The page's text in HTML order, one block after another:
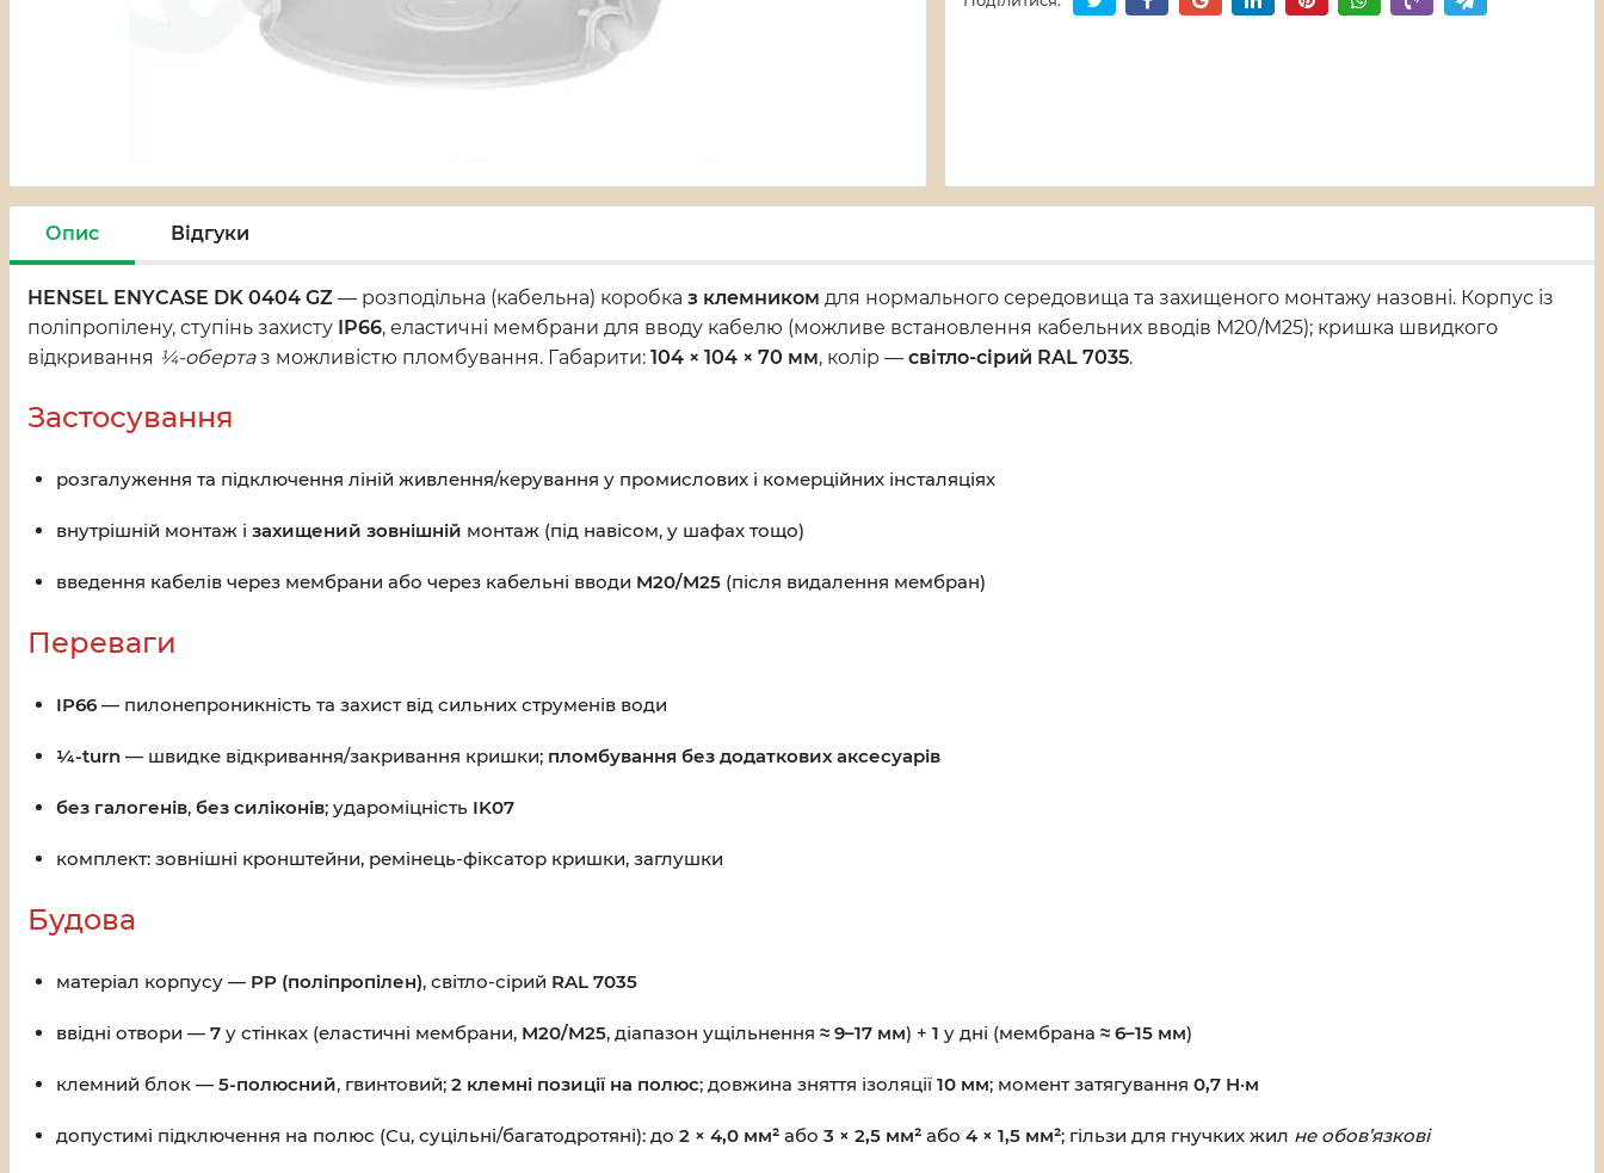
Опис Відгуки
HENSEL ENYCASE DK 0404 GZ — розподільна (кабельна) коробка з клемником для нормального середовища та захищеного монтажу назовні. Корпус із
поліпропілену, ступінь захисту IP66, еластичні мембрани для вводу кабелю (можливе встановлення кабельних вводів M20/M25); кришка швидкого
відкривання ¼-обертаз можливістю пломбування. Габарити: 104 × 104 × 70 мм, колір — світло-сірий RAL 7035.
Застосування
розгалуження та підключення ліній живлення/керування у промислових і комерційних інсталяціях
внутрішній монтаж і захищений зовнішній монтаж (під навісом, у шафах тощо)
введення кабелів через мембрани або через кабельні вводи M20/M25 (після видалення мембран)
Переваги
IP66 — пилонепроникність та захист від сильних струменів води
¼-turn — швидке відкривання/закривання кришки; пломбування без додаткових аксесуарів
без галогенів, без силіконів; удароміцність IK07
комплект: зовнішні кронштейни, ремінець-фіксатор кришки, заглушки
Будова
матеріал корпусу — PP (поліпропілен), світло-сірий RAL 7035
ввідні отвори — 7 у стінках (еластичні мембрани, M20/M25, діапазон ущільнення ≈ 9–17 мм) + 1 у дні (мембрана ≈ 6–15 мм)
клемний блок — 5-полюсний, гвинтовий; 2 клемні позиції на полюс; довжина зняття ізоляції 10 мм; момент затягування 0,7 Н·м
допустимі підключення на полюс (Cu, суцільні/багатодротяні): до 2 × 4,0 мм² або 3 × 2,5 мм² або 4 × 1,5 мм²; гільзи для гнучких жил не обов’язкові